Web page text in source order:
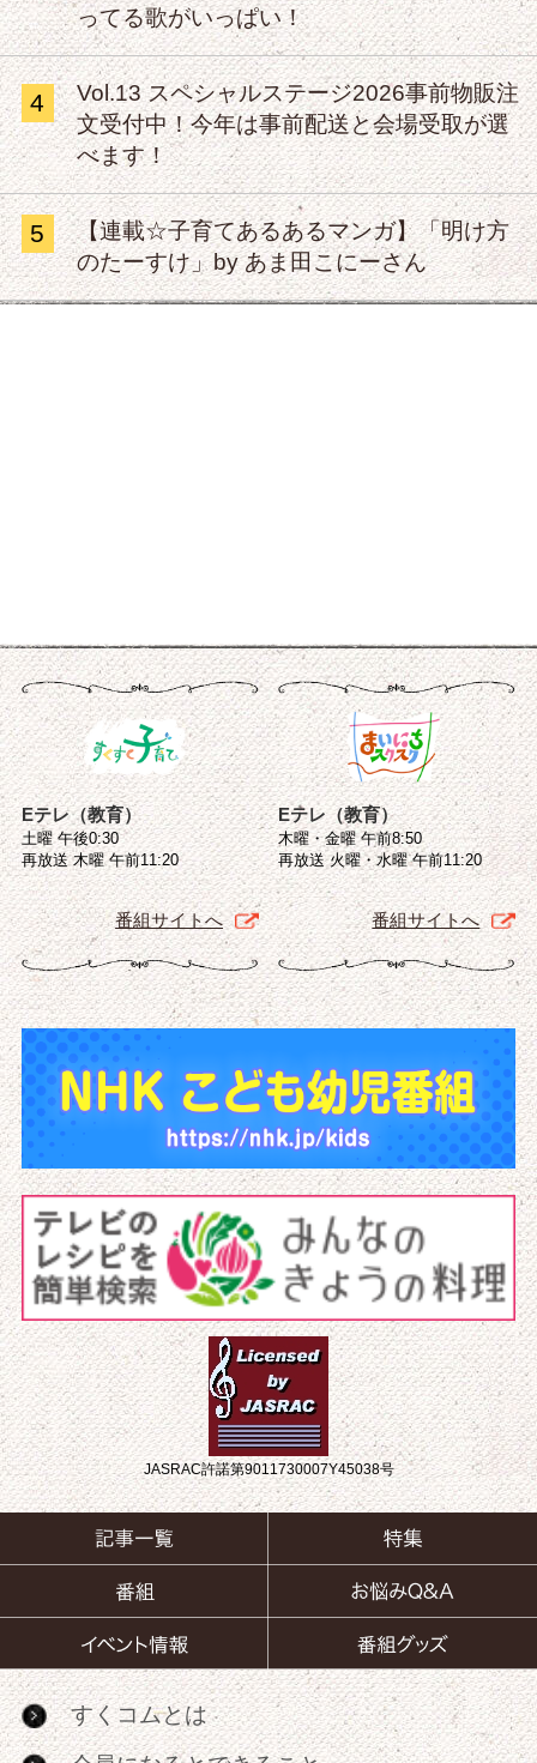
ってる歌がいっぱい！
4
Vol.13 スペシャルステージ2026事前物販注
文受付中！今年は事前配送と会場受取が選
べます！
5
【連載☆子育てあるあるマンガ】「明け方
のたーすけ」by あま田こにーさん
Eテレ（教育）
土曜 午後0:30
再放送 木曜 午前11:20
番組サイトへ
Eテレ（教育）
木曜・金曜 午前8:50
再放送 火曜・水曜 午前11:20
番組サイトへ
JASRAC許諾第9011730007Y45038号
すくコムとは